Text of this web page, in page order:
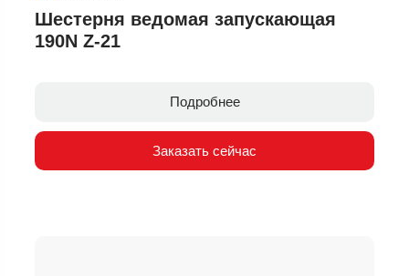
Шестерня ведомая запускающая
190N Z-21
Подробнее
Заказать сейчас